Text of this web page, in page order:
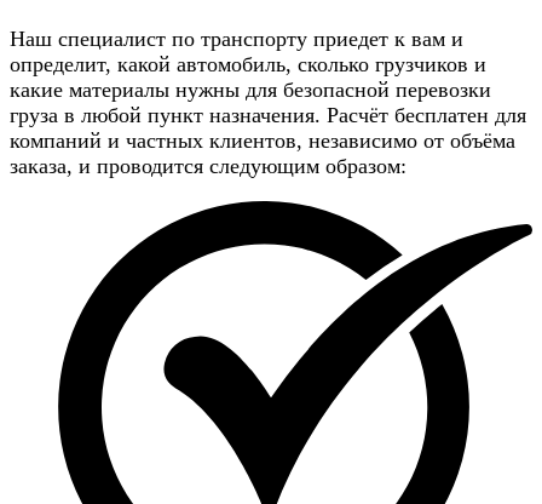
Наш специалист по транспорту приедет к вам и
определит, какой автомобиль, сколько грузчиков и
какие материалы нужны для безопасной перевозки
груза в любой пункт назначения. Расчёт бесплатен для
компаний и частных клиентов, независимо от объёма
заказа, и проводится следующим образом: